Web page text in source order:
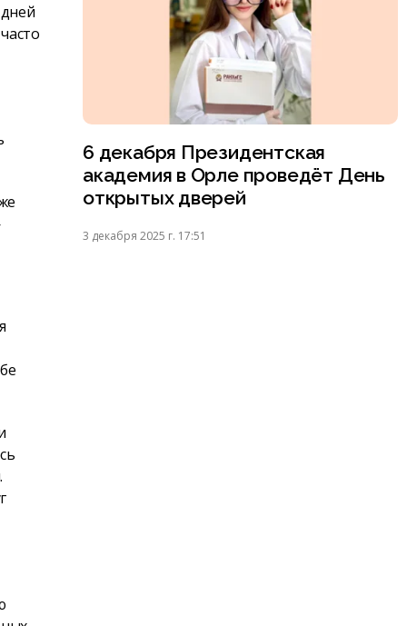
6 декабря Президентская
академия в Орле проведёт День
открытых дверей
3 декабря 2025 г. 17:51